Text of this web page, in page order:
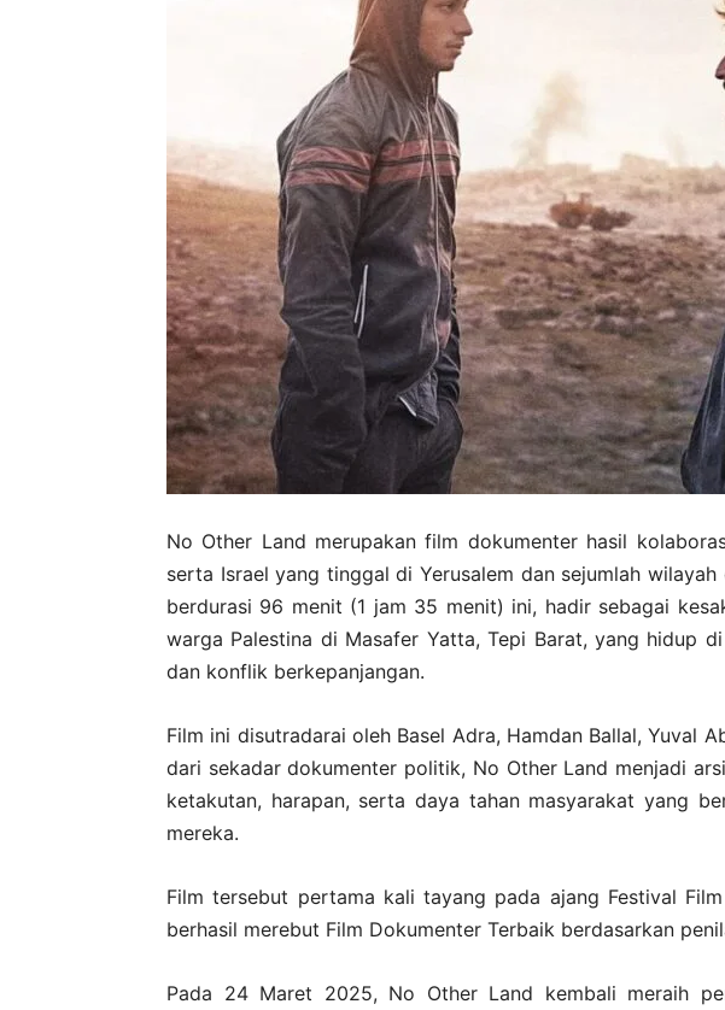
No Other Land merupakan film dokumenter hasil
serta Israel yang tinggal di Yerusalem dan sejumlah
berdurasi 96 menit (1 jam 35 menit) ini, hadir sebagai
warga Palestina di Masafer Yatta, Tepi Barat, yang hidup
dan konflik berkepanjangan.
Film ini disutradarai oleh Basel Adra, Hamdan Ballal, Yuval
dari sekadar dokumenter politik, No Other Land menjadi
ketakutan, harapan, serta daya tahan masyarakat yang
mereka.
Film tersebut pertama kali tayang pada ajang Festival
berhasil merebut Film Dokumenter Terbaik berdasarkan
Pada 24 Maret 2025, No Other Land kembali meraih